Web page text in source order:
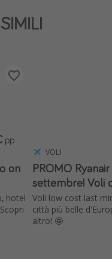
on
hotel
pp
VOLI
PROMO
settembre! Voli
Voli low cost last
città più belle
altro! 🤩